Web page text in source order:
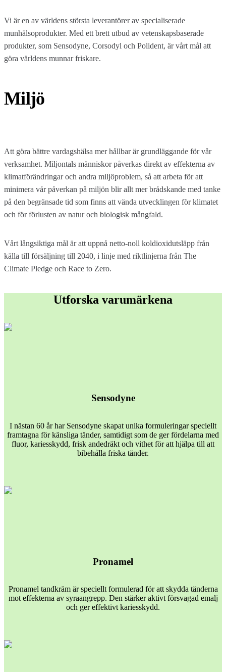
Vi är en av världens största leverantörer av specialiserade
munhälsoprodukter. Med ett brett utbud av vetenskapsbaserade
produkter, som Sensodyne, Corsodyl och Polident, är vårt mål att
göra världens munnar friskare.
Miljö
Att göra bättre vardagshälsa mer hållbar är grundläggande för vår
verksamhet. Miljontals människor påverkas direkt av effekterna av
klimatförändringar och andra miljöproblem, så att arbeta för att
minimera vår påverkan på miljön blir allt mer brådskande med tanke
på den begränsade tid som finns att vända utvecklingen för klimatet
och för förlusten av natur och biologisk mångfald.
Vårt långsiktiga mål är att uppnå netto-noll koldioxidutsläpp från
källa till försäljning till 2040, i linje med riktlinjerna från The
Climate Pledge och Race to Zero.
Utforska varumärkena
Sensodyne
I nästan 60 år har Sensodyne skapat unika formuleringar speciellt
framtagna för känsliga tänder, samtidigt som de ger fördelarna med
fluor, kariesskydd, frisk andedräkt och vithet för att hjälpa till att
bibehålla friska tänder.
Pronamel
Pronamel tandkräm är speciellt formulerad för att skydda tänderna
mot effekterna av syraangrepp. Den stärker aktivt försvagad emalj
och ger effektivt kariesskydd.